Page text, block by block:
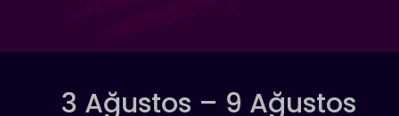
3 Ağustos – 9 Ağustos